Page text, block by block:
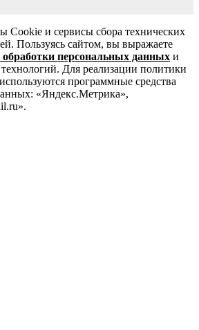
Cookie и сервисы сбора технических
Пользуясь сайтом, вы выражаете
персональных данных и
Для реализации политики
программные средства
«Яндекс.Метрика»,